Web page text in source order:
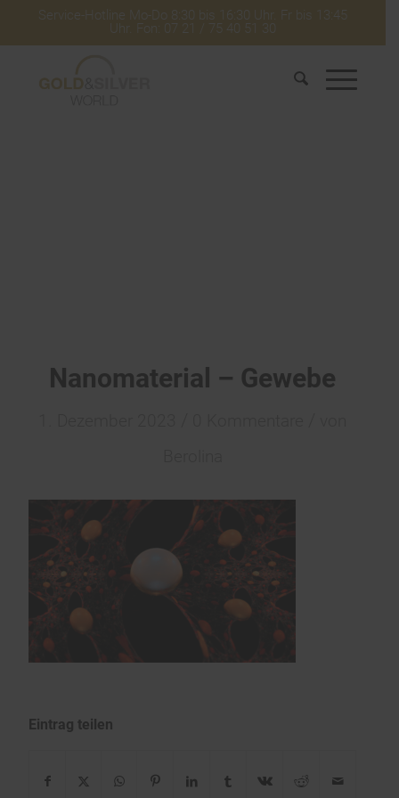
Service-Hotline Mo-Do 8:30 bis 16:30 Uhr. Fr bis 13:45
Uhr. Fon: 07 21 / 75 40 51 30
Nanomaterial – Gewebe
Eintrag teilen